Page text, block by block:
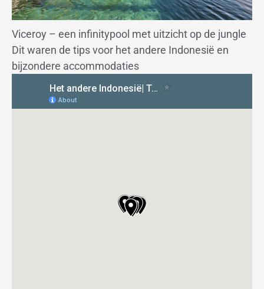
Viceroy – een infinitypool met uitzicht op de jungle
Dit waren de tips voor het andere Indonesië en
bijzondere accommodaties